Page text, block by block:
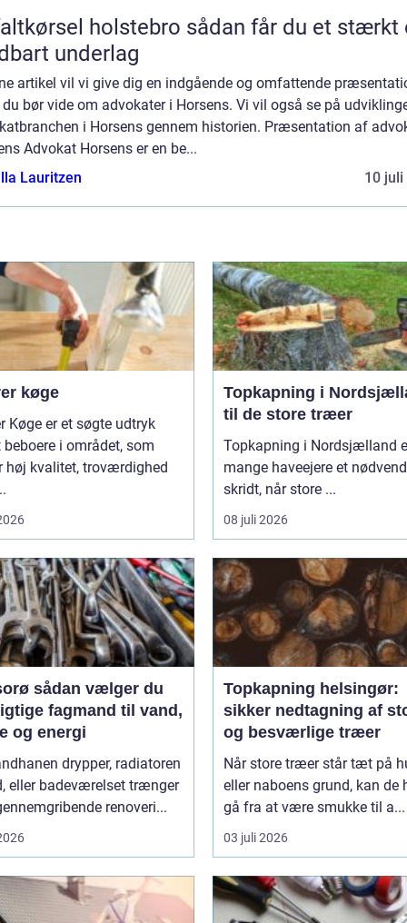
holstebro sådan får du et stærkt og
underlag
artikel vil vi give dig en indgående og omfattende
bør vide om advokater i Horsens. Vi vil også se på
i Horsens gennem historien. Præsentation af
Advokat Horsens er en be...
Lauritzen
10 juli
køge
Køge er et søgte udtryk
i området, som
høj kvalitet, troværdighed
Topkapning i
til de store træer
Topkapning i Nordsjælland
mange haveejere et
skridt, når store ...
08 juli 2026
vælger du
fagmand til vand,
og energi
drypper, radiatoren
eller badeværelset trænger
renoveri...
Topkapning helsingør:
sikker nedtagning af
og besværlige træer
Når store træer står tæt på
eller naboens grund, kan de
gå fra at være smukke til a...
03 juli 2026